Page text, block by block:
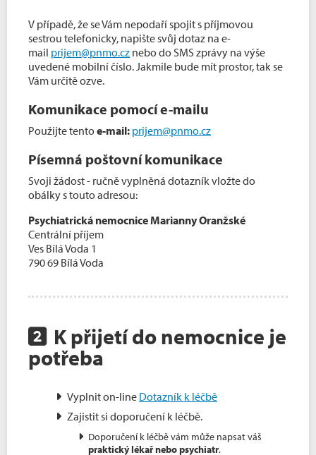
V případě, že se Vám nepodaří spojit s příjmovou
sestrou telefonicky, napište svůj dotaz na e-
mail prijem@pnmo.cz nebo do SMS zprávy na výše
uvedené mobilní číslo. Jakmile bude mít prostor, tak se
Vám určitě ozve.
Komunikace pomocí e-mailu
Použijte tentoe-mail: prijem@pnmo.cz
Písemná poštovní komunikace
Svoji žádost - ručně vyplněná dotazník vložte do
obálky s touto adresou:
Psychiatrická nemocnice Marianny Oranžské
Centrální příjem
Ves Bílá Voda 1
790 69 Bílá Voda
K přijetí do nemocnice je
potřeba
Vyplnit on-line Dotazník k léčbě
Zajistit si doporučení k léčbě.
Doporučení k léčbě vám může napsat váš
praktický lékař nebo psychiatr.